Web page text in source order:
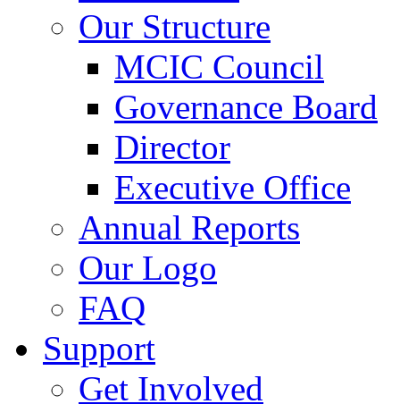
Our Structure
MCIC Council
Governance Board
Director
Executive Office
Annual Reports
Our Logo
FAQ
Support
Get Involved